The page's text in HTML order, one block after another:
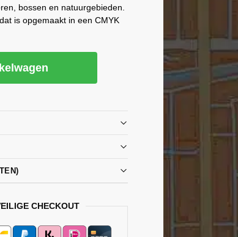
bossen en natuurgebieden.
is opgemaakt in een CMYK
CHECKOUT